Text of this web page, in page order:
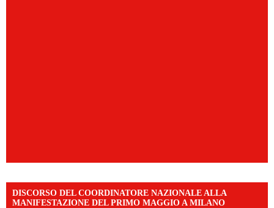
DISCORSO DEL COORDINATORE NAZIONALE ALLA
MANIFESTAZIONE DEL PRIMO MAGGIO A MILANO